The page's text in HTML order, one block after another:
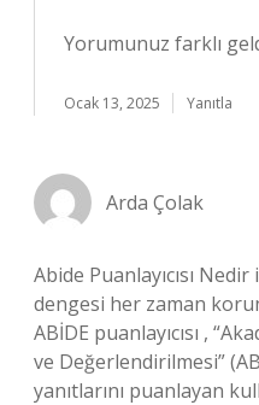
Yorumunuz farklı
Ocak 13, 2025 Yanıtla
Arda Çolak
Abide Puanlayıcısı
dengesi her zaman
ABİDE puanlayıcısı ,
ve Değerlendirilmesi”
yanıtlarını puanlayan